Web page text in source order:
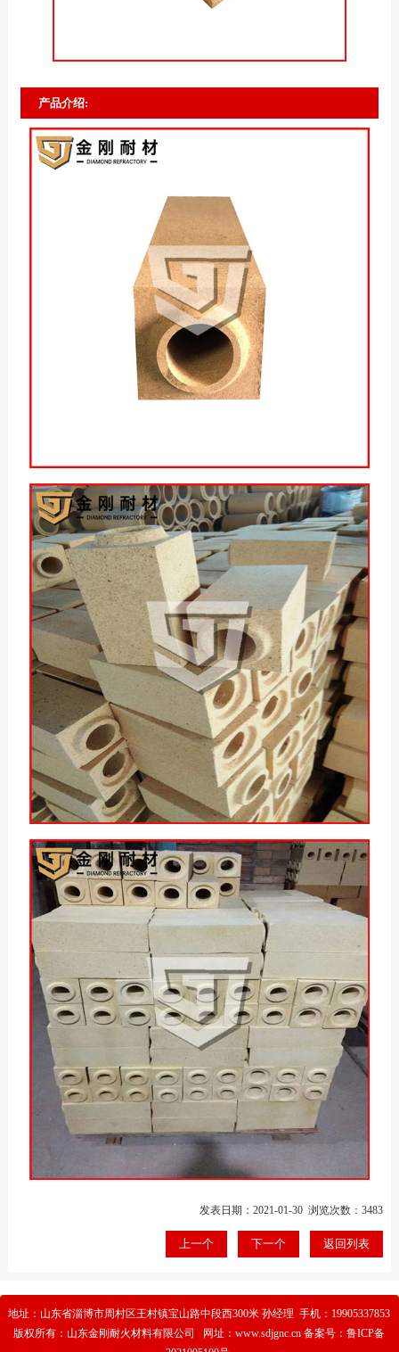
产品介绍:
发表日期：2021-01-30 浏览次数：3483
上一个 下一个 返回列表
地址：山东省淄博市周村区王村镇宝山路中段西300米 孙经理 手机：19905337853
版权所有：山东金刚耐火材料有限公司 网址：www.sdjgnc.cn 备案号：鲁ICP备